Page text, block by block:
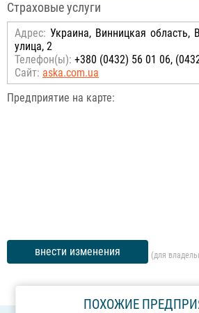
Страховые услуги
Адрес: Украина, Винницкая область,
улица, 2
Телефон(ы): +380 (0432) 56 01 06,
Сайт: aska.com.ua
Предприятие на карте:
внести изменения (для
ПОХОЖИЕ